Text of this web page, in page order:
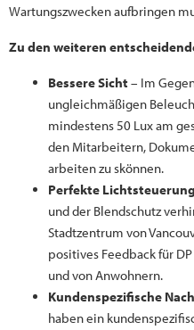
Wartungszwecken aufbringen
Zu den weiteren
Bessere Sicht – Im
ungleichmäßigen
mindestens 50 Lux am
den Mitarbeitern,
arbeiten zu skönnen.
Perfekte Lichtsteuerung
und der Blendschutz
Stadtzentrum von
positives Feedback für
und von Anwohnern.
Kundenspezifische
haben ein